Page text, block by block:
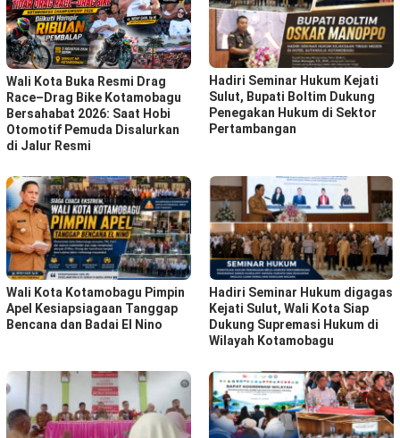
Wali Kota Buka Resmi Drag
Race–Drag Bike Kotamobagu
Bersahabat 2026: Saat Hobi
Otomotif Pemuda Disalurkan
di Jalur Resmi
Hadiri Seminar Hukum Kejati
Sulut, Bupati Boltim Dukung
Penegakan Hukum di Sektor
Pertambangan
Wali Kota Kotamobagu Pimpin
Apel Kesiapsiagaan Tanggap
Bencana dan Badai El Nino
Hadiri Seminar Hukum digagas
Kejati Sulut, Wali Kota Siap
Dukung Supremasi Hukum di
Wilayah Kotamobagu